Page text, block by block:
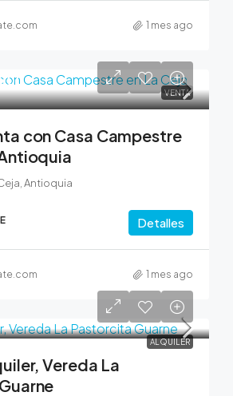
1 mes ago
VENTA
con Casa Campestre
Antioquia
Detalles
1 mes ago
ALQUILER
Vereda La